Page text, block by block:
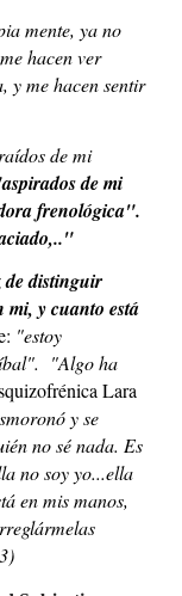
mente, ya no
hacen ver
y me hacen sentir
de mi
de mi
frenológica".
de distinguir
mi, y cuanto está
"estoy
"Algo ha
Lara
y se
no sé nada. Es
no soy yo...ella
en mis manos,